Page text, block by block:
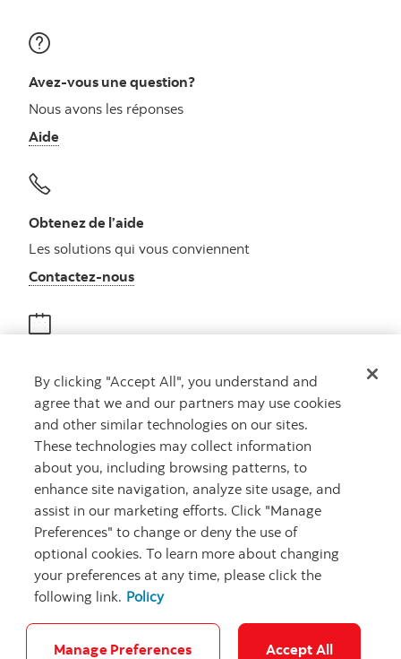
Avez-vous une question?
Nous avons les réponses
Aide
Obtenez de l’aide
Les solutions qui vous conviennent
Contactez-nousAutres numéros, contactez-nous par
Rencontrez un conseiller
Prenez rendez-vous
Carrières Ma banque à moi Notes juridiques Confidentialité
By clicking "Accept All", you understand and
agree that we and our partners may use cookies
and other similar technologies on our sites.
These technologies may collect information
about you, including browsing patterns, to
enhance site navigation, analyze site usage, and
assist in our marketing efforts. Click "Manage
Preferences" to change or deny the use of
optional cookies. To learn more about changing
your preferences at any time, please click the
following link. Policy
Manage Preferences Accept All